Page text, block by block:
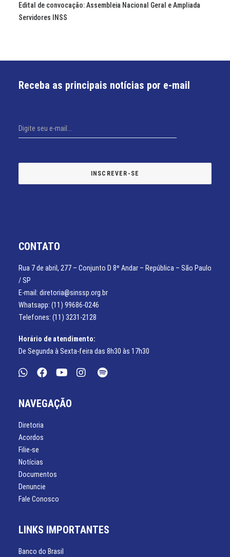
Edital de convocação: Assembleia Nacional Geral e Ampliada
Servidores INSS
Receba as principais notícias por e-mail
CONTATO
Rua 7 de abril, 277 – Conjunto D 8º Andar – República – São Paulo
/ SP
E-mail: diretoria@sinssp.org.br
Whatsapp: (11) 99686-0246
Telefones: (11) 3231-2128
Horário de atendimento:
De Segunda à Sexta-feira das 8h30 às 17h30
NAVEGAÇÃO
Diretoria
Acordos
Filie-se
Notícias
Documentos
Denuncie
Fale Conosco
LINKS IMPORTANTES
Banco do Brasil